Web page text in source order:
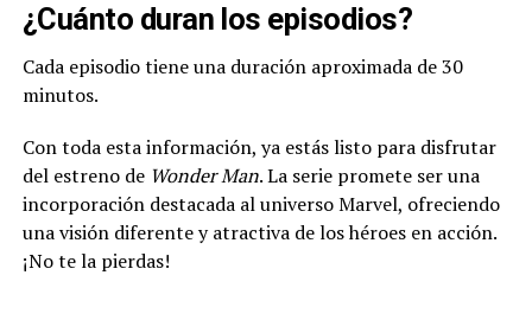
¿Cuánto duran los episodios?
Cada episodio tiene una duración aproximada de 30
minutos.
Con toda esta información, ya estás listo para disfrutar
del estreno de Wonder Man. La serie promete ser una
incorporación destacada al universo Marvel, ofreciendo
una visión diferente y atractiva de los héroes en acción.
¡No te la pierdas!